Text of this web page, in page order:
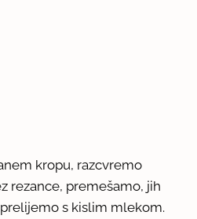
kropu, razcvremo
rezance, premešamo, jih
s kislim mlekom.